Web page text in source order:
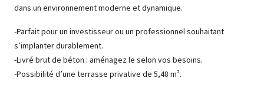
dans un environnement moderne et dynamique.
-Parfait pour un investisseur ou un professionnel souhaitant
s’implanter durablement.
-Livré brut de béton : aménagez le selon vos besoins.
-Possibilité d’une terrasse privative de 5,48 m².